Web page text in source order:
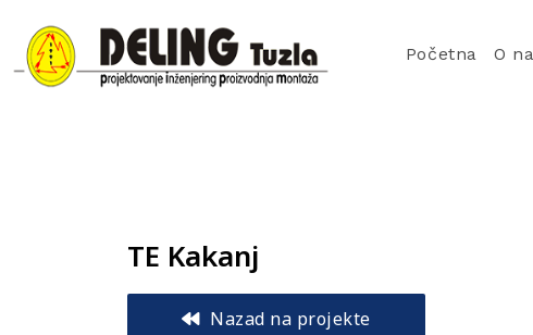
Početna O
TE Kakanj
Nazad na projekte